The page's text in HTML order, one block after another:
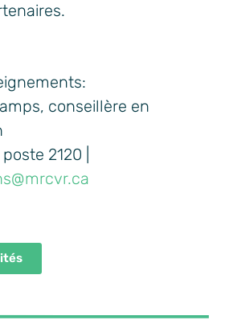
conseillère en
2120 |